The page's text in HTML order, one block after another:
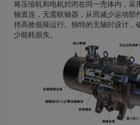
将压缩机和电机封闭在同一壳体内，采
轴直连，无需联轴器，从而减少运动部
持高效低噪运行。独特的无轴封设计，
少能耗损失。